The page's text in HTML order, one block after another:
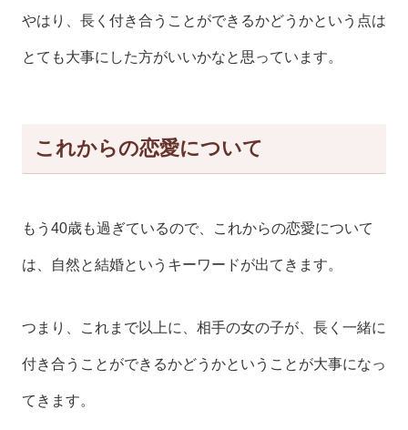
やはり、長く付き合うことができるかどうかという点は
とても大事にした方がいいかなと思っています。
これからの恋愛について
もう40歳も過ぎているので、これからの恋愛について
は、自然と結婚というキーワードが出てきます。
つまり、これまで以上に、相手の女の子が、長く一緒に
付き合うことができるかどうかということが大事になっ
てきます。